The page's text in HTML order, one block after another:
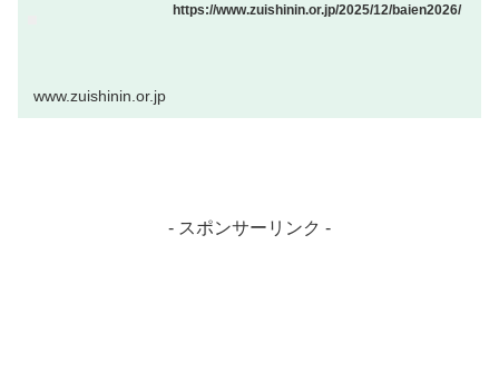
https://www.zuishinin.or.jp/2025/12/baien2026/
www.zuishinin.or.jp
- スポンサーリンク -